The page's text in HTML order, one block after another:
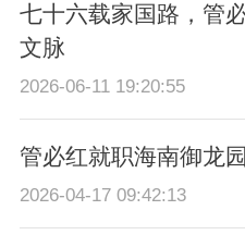
七十六载家国路，管
文脉
2026-06-11 19:20:55
管必红就职海南御龙
2026-04-17 09:42:13